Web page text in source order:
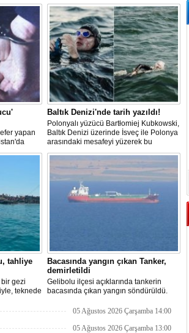
yapan
Baltık Denizi'nde tarih yazıldı!
Polonyalı yüzücü Bartłomiej Kubkowski,
Baltık Denizi üzerinde İsveç ile Polonya
arasındaki mesafeyi yüzerek bu
başarının ilk örneği olarak tarihe geçti.
tahliye
gezi
teknede
Bacasında yangın çıkan Tanker,
demirletildi
Gelibolu ilçesi açıklarında tankerin
bacasında çıkan yangın söndürüldü.
Sahası'na demirletildi.
05 Ağustos 2026 Çarşamba 14:00
05 Ağustos 2026 Çarşamba 13:00